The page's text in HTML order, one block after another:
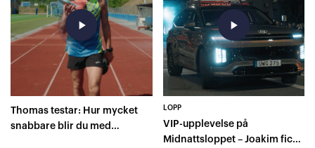
play_arrow
Thomas testar: Hur mycket
snabbare blir du med
play_arrow
LOPP
VIP-upplevelse på
Midnattsloppet – Joakim fick